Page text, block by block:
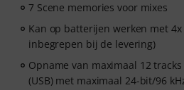
7 Scene memories voor mixes
Kan op batterijen werken met
inbegrepen bij de levering)
Opname van maximaal 12
(USB) met maximaal 24-bit/96